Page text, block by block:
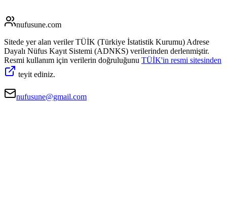
nufusune.com
Sitede yer alan veriler TÜİK (Türkiye İstatistik Kurumu) Adrese
Dayalı Nüfus Kayıt Sistemi (ADNKS) verilerinden derlenmiştir.
Resmi kullanım için verilerin doğruluğunu TÜİK'in resmi sitesinden
teyit ediniz.
nufusune@gmail.com